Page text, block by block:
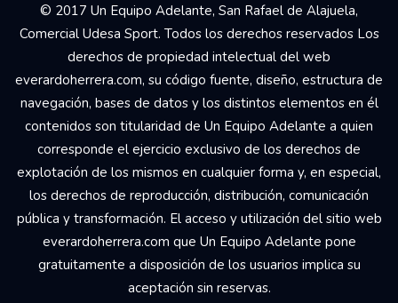
© 2017 Un Equipo Adelante, San Rafael de Alajuela,
Comercial Udesa Sport. Todos los derechos reservados Los
derechos de propiedad intelectual del web
everardoherrera.com, su código fuente, diseño, estructura de
navegación, bases de datos y los distintos elementos en él
contenidos son titularidad de Un Equipo Adelante a quien
corresponde el ejercicio exclusivo de los derechos de
explotación de los mismos en cualquier forma y, en especial,
los derechos de reproducción, distribución, comunicación
pública y transformación. El acceso y utilización del sitio web
everardoherrera.com que Un Equipo Adelante pone
gratuitamente a disposición de los usuarios implica su
aceptación sin reservas.